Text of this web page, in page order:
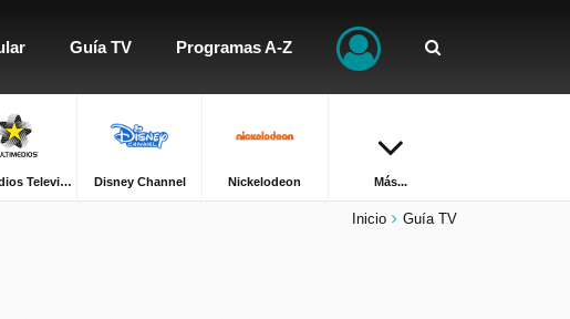
Guía TV Programas A-Z
Multimedios Televisión Disney Channel Nickelodeon Más...
Inicio Guía TV